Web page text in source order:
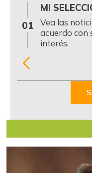
01
MI
Vea las
acuerdo con
interés.
Item